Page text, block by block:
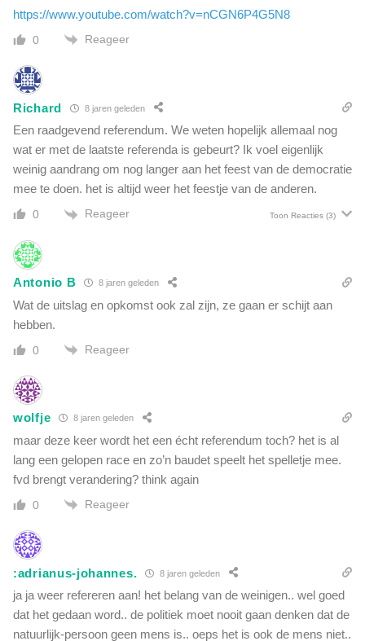
o
e
e
g
e
t
e
n
s
t
a
l
t
e
l
u
i
https://www.youtube.com/watch?v=nCGN6P4G5N8
0 Reageer
Richard 8 jaren geleden
Een raadgevend referendum. We weten hopelijk allemaal nog
wat er met de laatste referenda is gebeurt? Ik voel eigenlijk
weinig aandrang om nog langer aan het feest van de democratie
mee te doen. het is altijd weer het feestje van de anderen.
0 Reageer Toon Reacties (3)
Antonio B 8 jaren geleden
Wat de uitslag en opkomst ook zal zijn, ze gaan er schijt aan
hebben.
0 Reageer
wolfje 8 jaren geleden
maar deze keer wordt het een écht referendum toch? het is al
lang een gelopen race en zo’n baudet speelt het spelletje mee.
fvd brengt verandering? think again
0 Reageer
:adrianus-johannes. 8 jaren geleden
ja ja weer refereren aan! het belang van de weinigen.. wel goed
dat het gedaan word.. de politiek moet nooit gaan denken dat de
natuurlijk-persoon geen mens is.. oeps het is ook de mens niet..